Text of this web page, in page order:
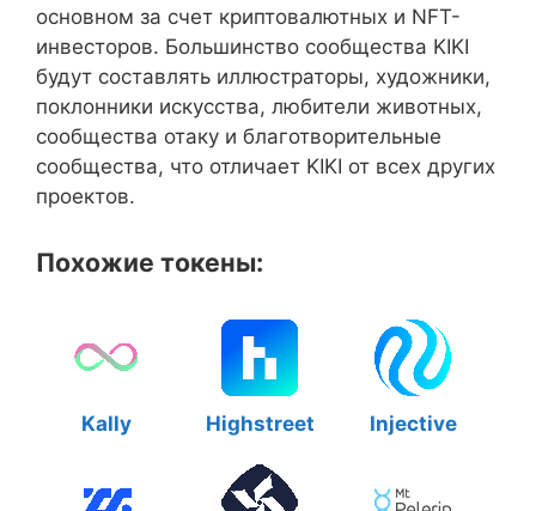
основном за счет криптовалютных и NFT-
инвесторов. Большинство сообщества KIKI
будут составлять иллюстраторы, художники,
поклонники искусства, любители животных,
сообщества отаку и благотворительные
сообщества, что отличает KIKI от всех других
проектов.
Похожие токены:
Kally Highstreet Injective